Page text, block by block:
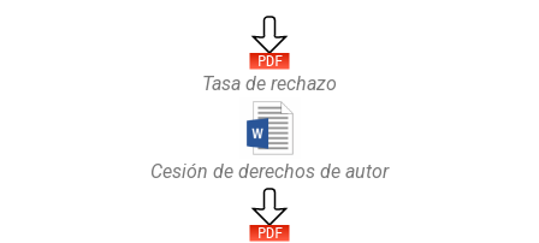
Tasa de rechazo
Cesión de derechos de autor